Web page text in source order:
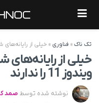
تک ناک» فناوری » خیلی از رایانه‌های
خیلی از
ویندوز 11 را ندارند
نوشته شده توسط صمد